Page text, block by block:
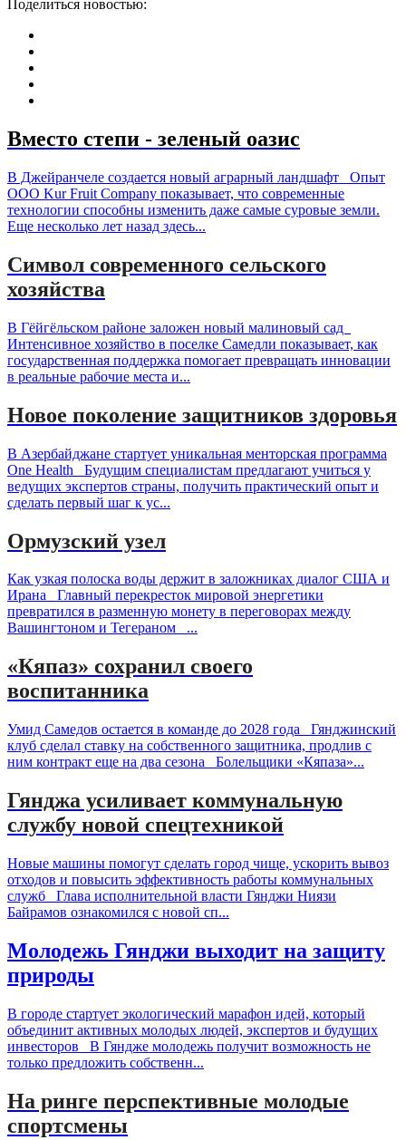
Поделиться новостью:
Вместо степи - зеленый оазис
В Джейранчеле создается новый аграрный ландшафт Опыт
ООО Kur Fruit Company показывает, что современные
технологии способны изменить даже самые суровые земли.
Еще несколько лет назад здесь...
Символ современного сельского
хозяйства
В Гёйгёльском районе заложен новый малиновый сад
Интенсивное хозяйство в поселке Самедли показывает, как
государственная поддержка помогает превращать инновации
в реальные рабочие места и...
Новое поколение защитников здоровья
В Азербайджане стартует уникальная менторская программа
One Health Будущим специалистам предлагают учиться у
ведущих экспертов страны, получить практический опыт и
сделать первый шаг к ус...
Ормузский узел
Как узкая полоска воды держит в заложниках диалог США и
Ирана Главный перекресток мировой энергетики
превратился в разменную монету в переговорах между
Вашингтоном и Тегераном ...
«Кяпаз» сохранил своего
воспитанника
Умид Самедов остается в команде до 2028 года Гянджинский
клуб сделал ставку на собственного защитника, продлив с
ним контракт еще на два сезона Болельщики «Кяпаза»...
Гянджа усиливает коммунальную
службу новой спецтехникой
Новые машины помогут сделать город чище, ускорить вывоз
отходов и повысить эффективность работы коммунальных
служб Глава исполнительной власти Гянджи Ниязи
Байрамов ознакомился с новой сп...
Молодежь Гянджи выходит на защиту
природы
В городе стартует экологический марафон идей, который
объединит активных молодых людей, экспертов и будущих
инвесторов В Гяндже молодежь получит возможность не
только предложить собственн...
На ринге перспективные молодые
спортсмены